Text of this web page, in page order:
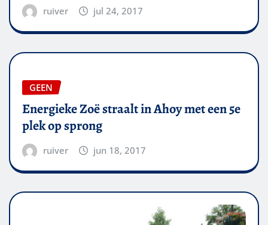
ruiver jul 24, 2017
GEEN
Energieke Zoë straalt in Ahoy met een 5e
plek op sprong
ruiver jun 18, 2017